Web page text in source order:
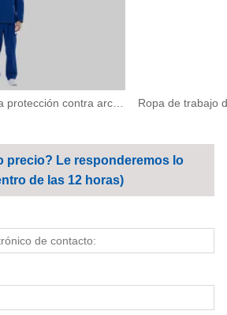
precio? Le responderemos lo
de las 12 horas)